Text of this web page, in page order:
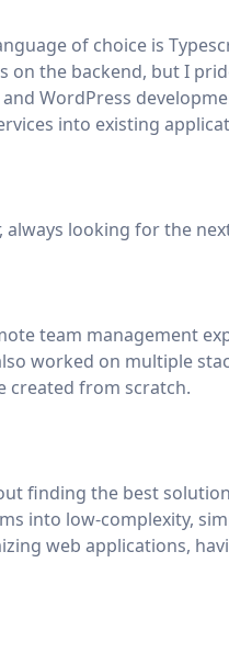
of choice is
on the backend, but I
and WordPress
into existing
always looking for the
team management
worked on multiple
created from scratch.
finding the best
into low-complexity,
web applications,